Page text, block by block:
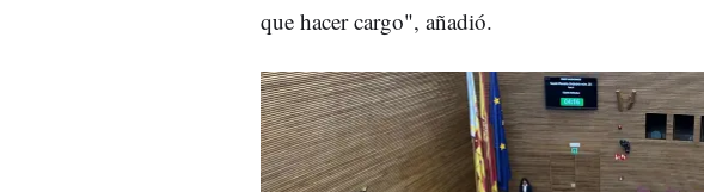
que hacer cargo", añadió.